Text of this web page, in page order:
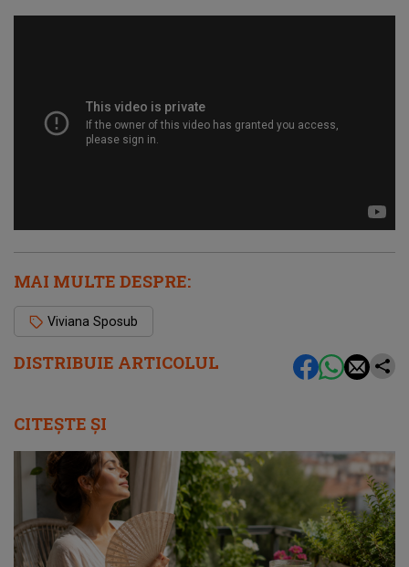
DISTRIBUIE ARTICOLUL
MAI MULTE DESPRE:
Viviana Sposub
CITEȘTE ȘI